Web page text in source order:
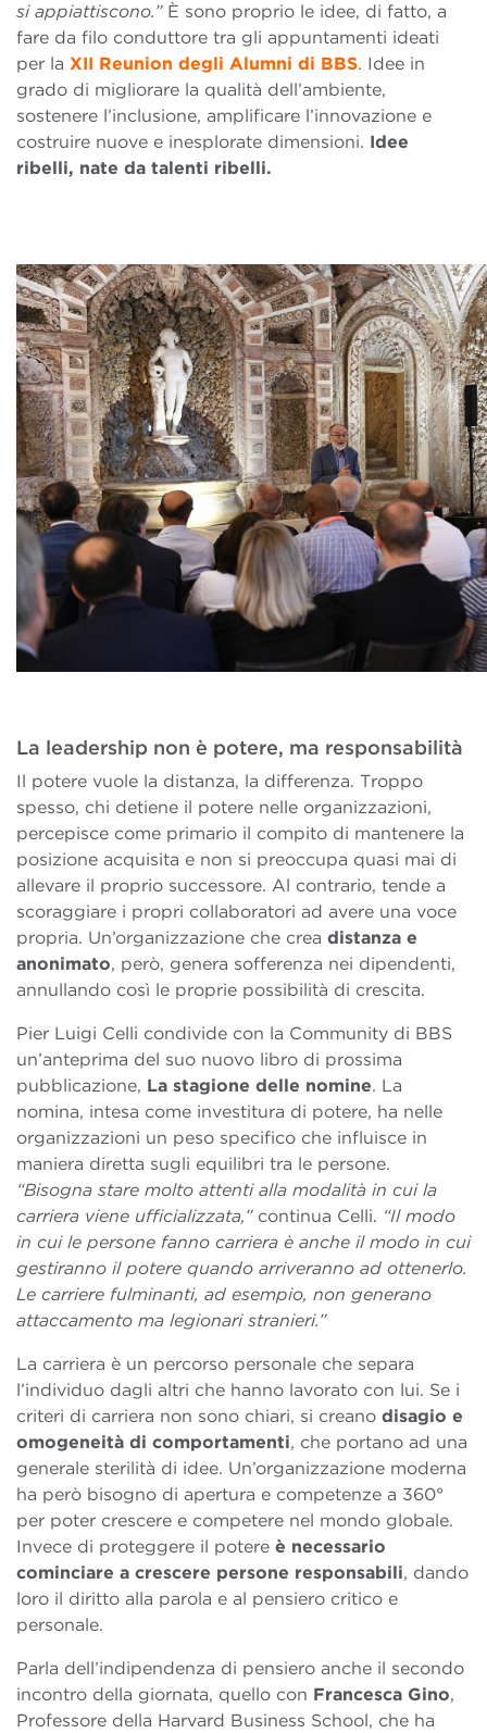
si appiattiscono.”È sono proprio le idee, di fatto, a
fare da filo conduttore tra gli appuntamenti ideati
per la XII Reunion degli Alumni di BBS. Idee in
grado di migliorare la qualità dell’ambiente,
sostenere l’inclusione, amplificare l’innovazione e
costruire nuove e inesplorate dimensioni. Idee
ribelli, nate da talenti ribelli.
La leadership non è potere, ma responsabilità
Il potere vuole la distanza, la differenza. Troppo
spesso, chi detiene il potere nelle organizzazioni,
percepisce come primario il compito di mantenere la
posizione acquisita e non si preoccupa quasi mai di
allevare il proprio successore. Al contrario, tende a
scoraggiare i propri collaboratori ad avere una voce
propria. Un’organizzazione che crea distanza e
anonimato, però, genera sofferenza nei dipendenti,
annullando così le proprie possibilità di crescita.
Pier Luigi Celli condivide con la Community di BBS
un’anteprima del suo nuovo libro di prossima
pubblicazione, La stagione delle nomine. La
nomina, intesa come investitura di potere, ha nelle
organizzazioni un peso specifico che influisce in
maniera diretta sugli equilibri tra le persone.
“Bisogna stare molto attenti alla modalità in cui la
carriera viene ufficializzata,”continua Celli. “Il modo
in cui le persone fanno carriera è anche il modo in cui
gestiranno il potere quando arriveranno ad ottenerlo.
Le carriere fulminanti, ad esempio, non generano
attaccamento ma legionari stranieri.”
La carriera è un percorso personale che separa
l’individuo dagli altri che hanno lavorato con lui. Se i
criteri di carriera non sono chiari, si creano disagio e
omogeneità di comportamenti, che portano ad una
generale sterilità di idee. Un’organizzazione moderna
ha però bisogno di apertura e competenze a 360°
per poter crescere e competere nel mondo globale.
Invece di proteggere il potere è necessario
cominciare a crescere persone responsabili, dando
loro il diritto alla parola e al pensiero critico e
personale.
Parla dell’indipendenza di pensiero anche il secondo
incontro della giornata, quello con Francesca Gino,
Professore della Harvard Business School, che ha